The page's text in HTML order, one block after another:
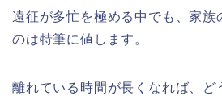
遠征が多忙を極める中でも、家族
のは特筆に値します。
離れている時間が長くなれば、ど